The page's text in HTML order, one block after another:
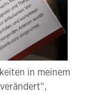
in meinem